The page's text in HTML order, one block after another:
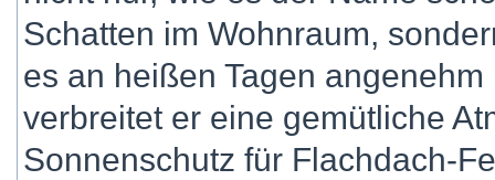
Schatten im Wohnraum,
es an heißen Tagen
verbreitet er eine gemütliche
Sonnenschutz für Flachdach-